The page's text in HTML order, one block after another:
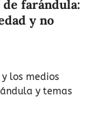
farándula:
y no
los medios
y temas